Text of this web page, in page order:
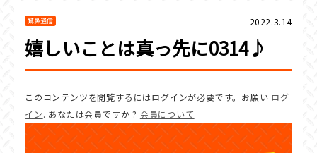
鷲鼻通信 2022.3.14
嬉しいことは真っ先に0314♪
このコンテンツを閲覧するにはログインが必要です。お願い ログ
イン. あなたは会員ですか ? 会員について